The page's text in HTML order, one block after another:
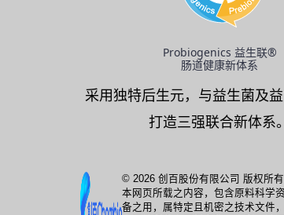
Probiogenics 益生联®
肠道健康新体系
采用独特后生元，与益生菌及益
打造三强联合新体系。
© 2026 创百股份有限公司 版权所有
本网页所载之内容，包含原料科学
备之用，属特定且机密之技术文件